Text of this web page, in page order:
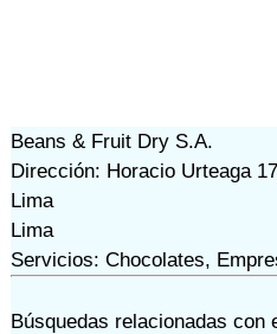
Beans & Fruit Dry S.A.
Dirección: Horacio Urteaga
Lima
Lima
Servicios: Chocolates,
Búsquedas relacionadas con